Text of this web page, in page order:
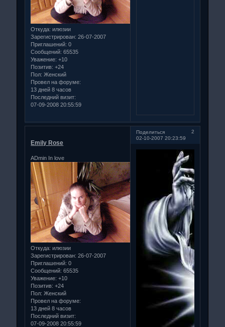
Откуда: илюзии
Зарегистрирован: 26-07-2007
Приглашений: 0
Сообщений: 65535
Уважение: +10
Позитив: +24
Пол: Женский
Провел на форуме:
13 дней 8 часов
Последний визит:
07-09-2008 20:55:59
Поделиться
2
02-10-2007 20:23:59
Emily Rose
ADmin In love
Откуда: илюзии
Зарегистрирован: 26-07-2007
Приглашений: 0
Сообщений: 65535
Уважение: +10
Позитив: +24
Пол: Женский
Провел на форуме:
13 дней 8 часов
Последний визит:
07-09-2008 20:55:59